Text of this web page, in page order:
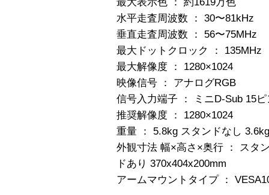
水平走査周波数 ： 30〜81kHz
垂直走査周波数 ： 56〜75MHz
最大ドットクロック ： 135MHz
最大解像度 ： 1280×1024
映像信号 ： アナログRGB
信号入力端子 ： ミニD-Sub 15ピ
推奨解像度 ： 1280×1024
重量 ： 5.8kg スタンドなし 3.6kg
外観寸法 幅×高さ×奥行 ： スタ
ドあり 370x404x200mm
アームマウントタイプ ：